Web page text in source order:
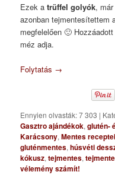
Ezek a trüffel golyók,
azonban tejmentesítettem
megfelelően 🙂
méz adja.
Folytatás →
Ennyien olvasták: 7 303 |
Gasztro ajándékok,glutén-
Karácsony,Mentes
gluténmentes,húsvéti
kókusz,tejmentes,
vélemény számít!